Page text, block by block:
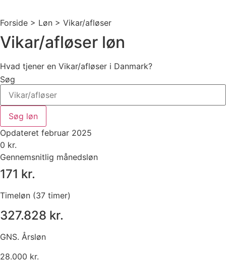
Forside > Løn > Vikar/afløser
Vikar/afløser løn
Hvad tjener en Vikar/afløser i Danmark?
Søg
Søg løn
Opdateret februar 2025
0 kr.
Gennemsnitlig månedsløn
171 kr.
Timeløn (37 timer)
327.828 kr.
GNS. Årsløn
28.000 kr.